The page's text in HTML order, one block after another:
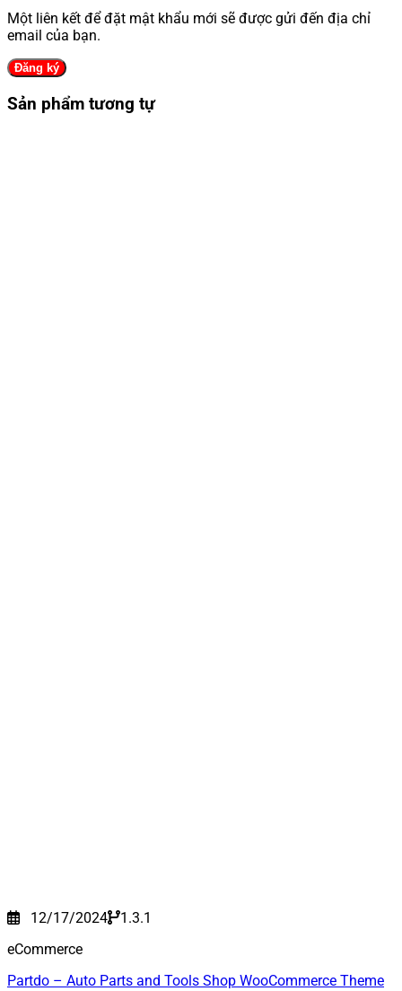
Một liên kết để đặt mật khẩu mới sẽ được gửi đến địa chỉ
email của bạn.
Đăng ký
Sản phẩm tương tự
12/17/2024
1.3.1
eCommerce
Partdo – Auto Parts and Tools Shop WooCommerce Theme